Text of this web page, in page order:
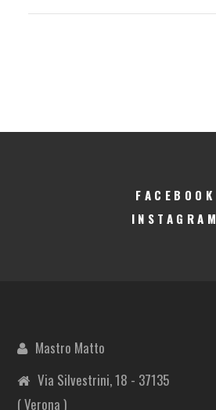
FACEBOOK
INSTAGRAM
Mastro Matto
Via Silvestrini, 18 - 37135
( Verona )